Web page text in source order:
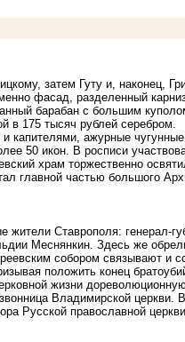
затем Гуту и, наконец,
фасад, разделенный
барабан с большим
в 175 тысяч рублей серебром.
капителями, ажурные
50 икон. В росписи
храм торжественно
главной частью большого
жители Ставрополя: генерал-
Меснянкин. Здесь же
собором связывают и
положить конец
жизни
Владимирской церкви.
Русской православной